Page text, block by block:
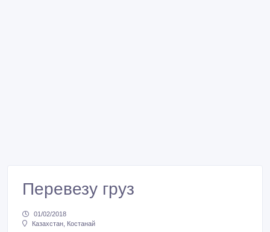
Перевезу груз
01/02/2018
Казахстан, Костанай